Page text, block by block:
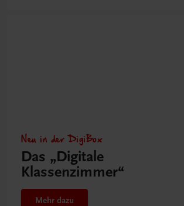
Neu in der DigiBox
Das „Digitale
Klassenzimmer“
Mehr dazu